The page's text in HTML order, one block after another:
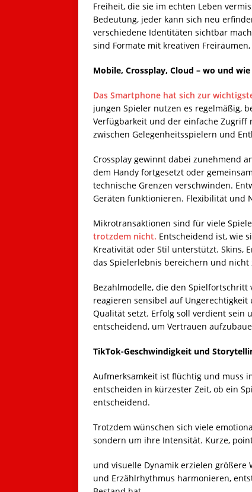
Freiheit, die sie im echten Leben
Bedeutung, jeder kann sich neu
verschiedene Identitäten sichtbar
sind Formate mit kreativen
Mobile, Crossplay, Cloud – wo und
Das Smartphone hat sich zur
jungen Spieler nutzen es regelmäßig,
Verfügbarkeit und der einfache Zugriff
zwischen Gelegenheitsspielern und
Crossplay gewinnt dabei zunehmend
dem Handy fortgesetzt oder
technische Grenzen verschwinden.
Geräten funktionieren. Flexibilität und
Mikrotransaktionen sind für viele
trotzdem nicht. Entscheidend ist, wie
Kreativität oder Stil unterstützt. Skins,
das Spielerlebnis bereichern und
Bezahlmodelle, die den Spielfortschritt
reagieren sensibel auf
Qualität setzt. Erfolg soll verdient sein
entscheidend, um Vertrauen
TikTok-Geschwindigkeit und
Aufmerksamkeit ist flüchtig und muss
entscheiden in kürzester Zeit, ob ein
entscheidend.
Trotzdem wünschen sich viele
sondern um ihre Intensität. Kurze,
und visuelle Dynamik erzielen größere
und Erzählrhythmus harmonieren,